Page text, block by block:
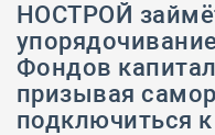
НОСТРОЙ
Фондов
призывая
подключиться